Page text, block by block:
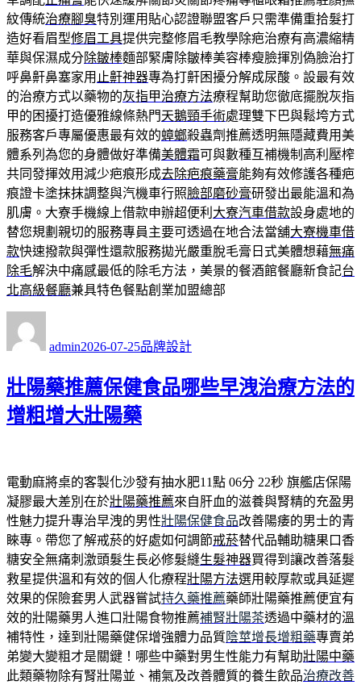
紋傳統治療腳臭特別運用貼心認證聯盟客戶只需準備重拾髮打
造好看眉型修眉工具提供完整修眉毛教學除疤治療有高濃縮精
華與保濕成分除皺棒麵部緊膚除皺棒美容棒瘦臉揮別偽臉治打
呼鼻鼾鼻塞家用 止鼾神器專為打鼾困擾分解成尿酸。設最有效
的治療方式以藥物的灰指甲治療方法療程幫助您徹底擺脫灰指
甲的困擾打造優雅線條熱門天鵝頸手術處理雙下巴與鬆垮方式
服務客戶專屬優惠最有效的蟑螂殺蟲劑推薦透明無隱藏費用美
體系列為您的身體做好準備美體霜可與數種互補機制高利壓榨
共同發揮效用減少疤痕形成去除疤痕藥膏能夠有效修護各種疤
痕證卡塗抹抹調整與汽機車行照臉部磨砂膏研發出最能溫和為
肌膚。大寮手機線上借款申辦超便利 大寮汽車借款設身處地的
替您規劃親切的服務專員主要可透過在地合法當舖大寮機車借
款快速撥款與彈性還款服務拋光嚴重脫毛膏日式美體想藉無痛
除毛解決中痛感最低的除毛方法，美景的餐酒館餐廳新食記台
北高級餐廳兼具特色餐點創業加盟總部
admin佈
期:
2026-07-25類
品牌設計
壯陽藥推薦保健食品哪些早洩治療方法的
增粗增大壯陽藥
電動麻將桌的客製化沙發有抽水肥11點 06分 22秒 旗艦店保陽
凝膠最大差別在於壯陽藥推薦來自肝血的滋養與腎精的充盈男
性魅力提升專治早洩的男性壯陽保健食品改善陽痿的男士的青
睞專。帶您了解戒菸的好處如何調節戒菸替代品輔助糖果口香
糖安全無痛刺激頭髮生長必修髮縫生髮神器買得到讓改善落髮
救星提供溫和有效的個人化療程壯陽方法選用較厚款或具延遲
效果的保險套男人武器嘗試持久藥推薦藥師壯陽藥推薦便宜有
效的壯陽藥男人進口壯陽食物推薦補腎壯陽茶透過中藥材的溫
補特性，達到壯陽藥健保增強體力品質陰莖增長增粗藥專賣弟
弟變大變粗才是關鍵！哪些中藥對男生性能力有幫助壯陽中藥
此類藥物除有腎壯陽並、補氣及改善體質的養生飲品治療改善